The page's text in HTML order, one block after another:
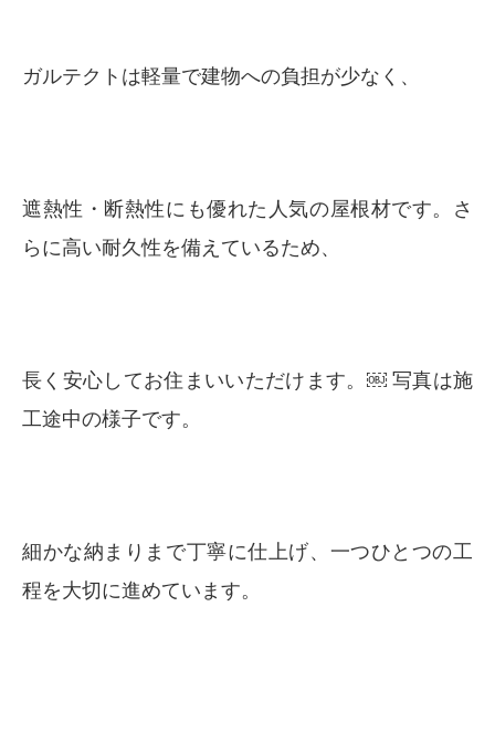
ガルテクトは軽量で建物への負担が少なく、
遮熱性・断熱性にも優れた人気の屋根材です。さ
らに高い耐久性を備えているため、
長く安心してお住まいいただけます。￼ 写真は施
工途中の様子です。
細かな納まりまで丁寧に仕上げ、一つひとつの工
程を大切に進めています。